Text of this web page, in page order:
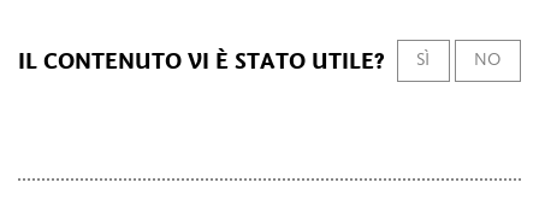
IL CONTENUTO VI È STATO UTILE? SÌ NO